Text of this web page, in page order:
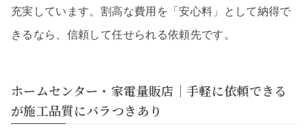
充実しています。割高な費用を「安心料」として納得で
きるなら、信頼して任せられる依頼先です。
ホームセンター・家電量販店｜手軽に依頼できる
が施工品質にバラつきあり